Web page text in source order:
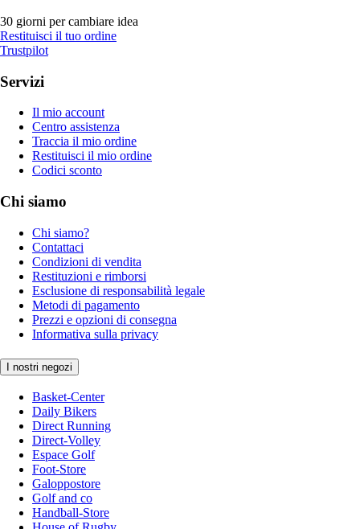
30 giorni per cambiare idea
Restituisci il tuo ordine
Trustpilot
Servizi
Il mio account
Centro assistenza
Traccia il mio ordine
Restituisci il mio ordine
Codici sconto
Chi siamo
Chi siamo?
Contattaci
Condizioni di vendita
Restituzioni e rimborsi
Esclusione di responsabilità legale
Metodi di pagamento
Prezzi e opzioni di consegna
Informativa sulla privacy
I nostri negozi
Basket-Center
Daily Bikers
Direct Running
Direct-Volley
Espace Golf
Foot-Store
Galoppostore
Golf and co
Handball-Store